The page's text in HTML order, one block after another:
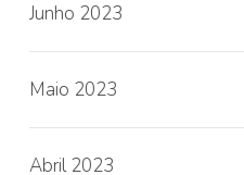
Junho 2023
Maio 2023
Abril 2023